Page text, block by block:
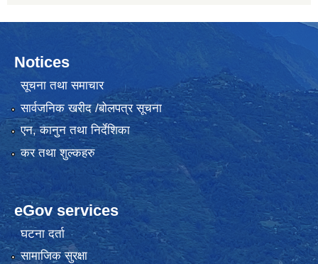
Notices
सूचना तथा समाचार
सार्वजनिक खरीद /बोलपत्र सूचना
एन, कानुन तथा निर्देशिका
कर तथा शुल्कहरु
eGov services
घटना दर्ता
सामाजिक सुरक्षा